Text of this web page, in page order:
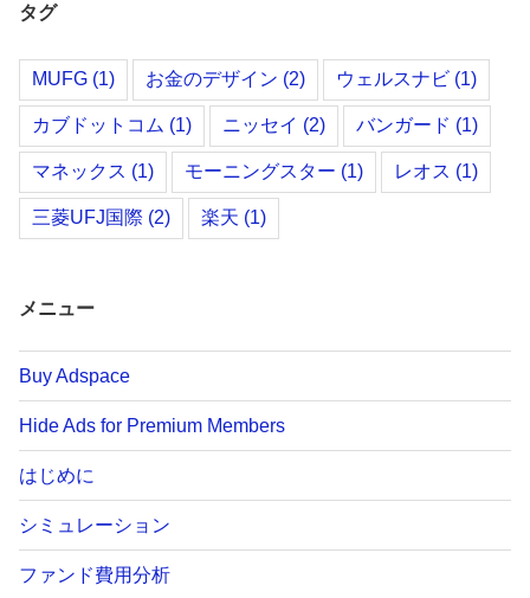
タグ
MUFG (1) お金のデザイン (2) ウェルスナビ (1)
カブドットコム (1) ニッセイ (2) バンガード (1)
マネックス (1) モーニングスター (1) レオス (1)
三菱UFJ国際 (2) 楽天 (1)
メニュー
Buy Adspace
Hide Ads for Premium Members
はじめに
シミュレーション
ファンド費用分析